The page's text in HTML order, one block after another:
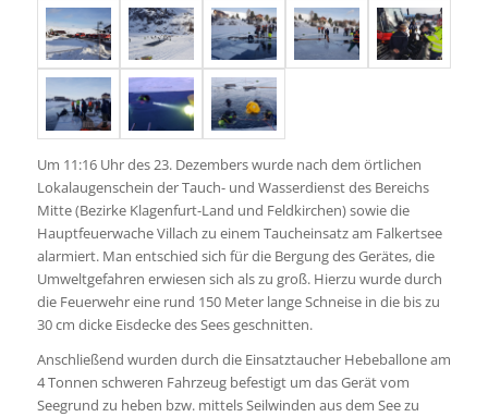
Um 11:16 Uhr des 23. Dezembers wurde nach dem örtlichen
Lokalaugenschein der Tauch- und Wasserdienst des Bereichs
Mitte (Bezirke Klagenfurt-Land und Feldkirchen) sowie die
Hauptfeuerwache Villach zu einem Taucheinsatz am Falkertsee
alarmiert. Man entschied sich für die Bergung des Gerätes, die
Umweltgefahren erwiesen sich als zu groß. Hierzu wurde durch
die Feuerwehr eine rund 150 Meter lange Schneise in die bis zu
30 cm dicke Eisdecke des Sees geschnitten.
Anschließend wurden durch die Einsatztaucher Hebeballone am
4 Tonnen schweren Fahrzeug befestigt um das Gerät vom
Seegrund zu heben bzw. mittels Seilwinden aus dem See zu